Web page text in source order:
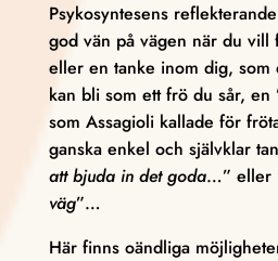
Psykosyntesens
god vän på vägen när du vill
eller en tanke inom dig, som
kan bli som ett frö du sår, en
som Assagioli kallade för
ganska enkel och självklar
att bjuda in det goda…” eller
väg”…
Här finns oändliga